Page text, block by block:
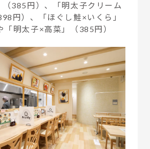
（385円）、「明太子クリーム
円）、「ほぐし鮭×いくら」
「明太子×高菜」（385円）